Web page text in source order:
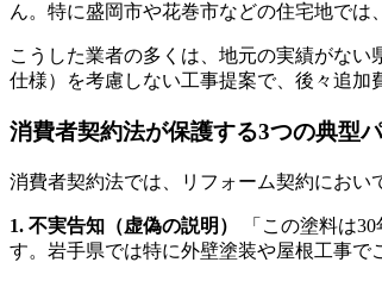
ん。特に盛岡市や花巻市などの住宅地では
こうした業者の多くは、地元の実績がな
仕様）を考慮しない工事提案で、後々追加
消費者契約法が保護する3つの典型
消費者契約法では、リフォーム契約におい
1. 不実告知（虚偽の説明）
「この塗料は
す。岩手県では特に外壁塗装や屋根工事で